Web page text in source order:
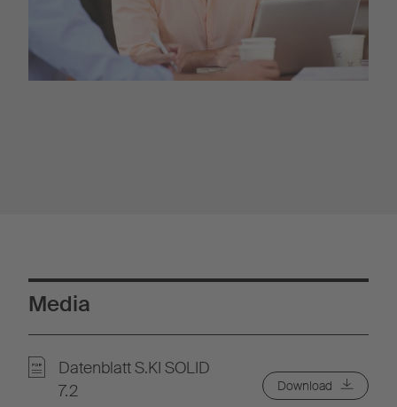
Media
Datenblatt S.KI SOLID
7.2
Download